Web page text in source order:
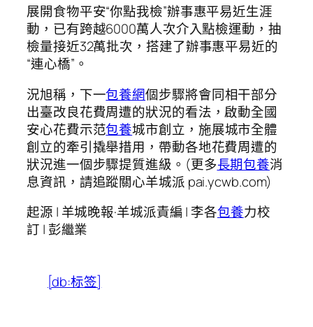
展開食物平安“你點我檢”辦事惠平易近生涯
動，已有跨越6000萬人次介入點檢運動，抽
檢量接近32萬批次，搭建了辦事惠平易近的
“連心橋”。
況旭稱，下一包養網個步驟將會同相干部分
出臺改良花費周遭的狀況的看法，啟動全國
安心花費示范包養城市創立，施展城市全體
創立的牽引撬舉措用，帶動各地花費周遭的
狀況進一個步驟提質進級。(更多長期包養消
息資訊，請追蹤關心羊城派 pai.ycwb.com)
起源 | 羊城晚報·羊城派責編 | 李各包養力校
訂 | 彭繼業
[db:标签]